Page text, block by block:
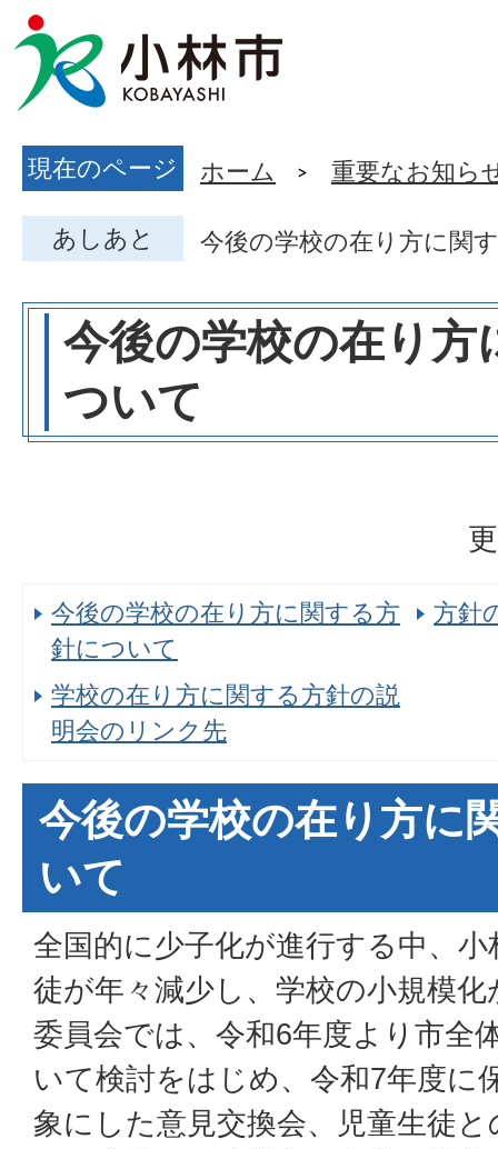
現在のページ ホーム 重要なお知ら
あしあと 今後の学校の在り方に関
今後の学校の在り方
ついて
今後の学校の在り方に関する方
針について
方針
学校の在り方に関する方針の説
明会のリンク先
今後の学校の在り方に
いて
全国的に少子化が進行する中、
徒が年々減少し、学校の小規模
委員会では、令和6年度より市全
いて検討をはじめ、令和7年度に
象にした意見交換会、児童生徒